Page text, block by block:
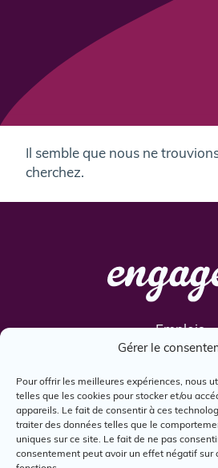
Gérer le
Pour offrir les meilleures expériences, nous
telles que les cookies pour stocker et/ou
appareils. Le fait de consentir à ces
traiter des données telles que le
uniques sur ce site. Le fait de ne pas
consentement peut avoir un effet négatif sur
Il semble que nous ne
cherchez.
Emplois
Services
Engagés
Boîte à
Nous joindre